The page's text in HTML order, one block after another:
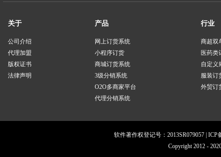
关于
公司介绍
代理加盟
版权证书
法律声明
产品
网上订货系统
小程序订货
商城订货系统
3级分销系统
O2O多商家平台
代理分销系统
行业
商超双
医药类
自定义
服装订
外贸订
软件著作权登记号：2013SR079057 | ICP
Copyright 2012 -